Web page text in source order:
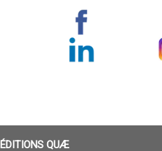
ÉDITIONS QUÆ